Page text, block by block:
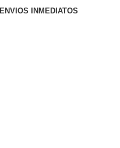
ENVIOS INMEDIATOS